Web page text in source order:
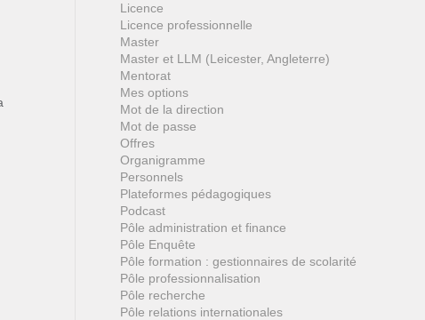
Licence
Licence professionnelle
Master
Master et LLM (Leicester, Angleterre)
Mentorat
Mes options
Mot de la direction
Mot de passe
Offres
Organigramme
Personnels
Plateformes pédagogiques
Podcast
Pôle administration et finance
Pôle Enquête
Pôle formation : gestionnaires de scolarité
Pôle professionnalisation
Pôle recherche
Pôle relations internationales